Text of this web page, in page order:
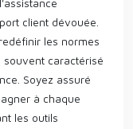
client dévouée.
les normes
caractérisé
Soyez assuré
à chaque
les outils